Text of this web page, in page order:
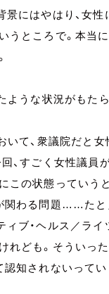
にはやはり、女
うところで。本当
ような状況がもた
いて、衆議院だと
、すごく女性議
この状態っていう
関わる問題……た
ブ・ヘルス／ライ
れども。そういっ
認知されないって